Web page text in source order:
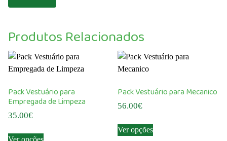
Produtos Relacionados
Pack Vestuário para
Empregada de Limpeza
35.00€
Ver opções
Pack Vestuário para Mecanico
56.00€
Ver opçõesproduct